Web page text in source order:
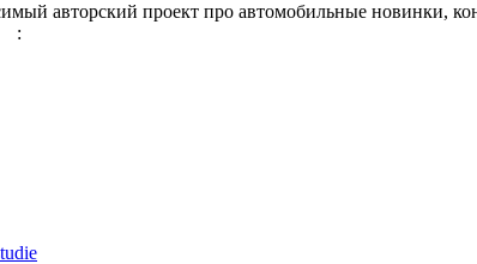
авторский проект про автомобильные новинки,
: